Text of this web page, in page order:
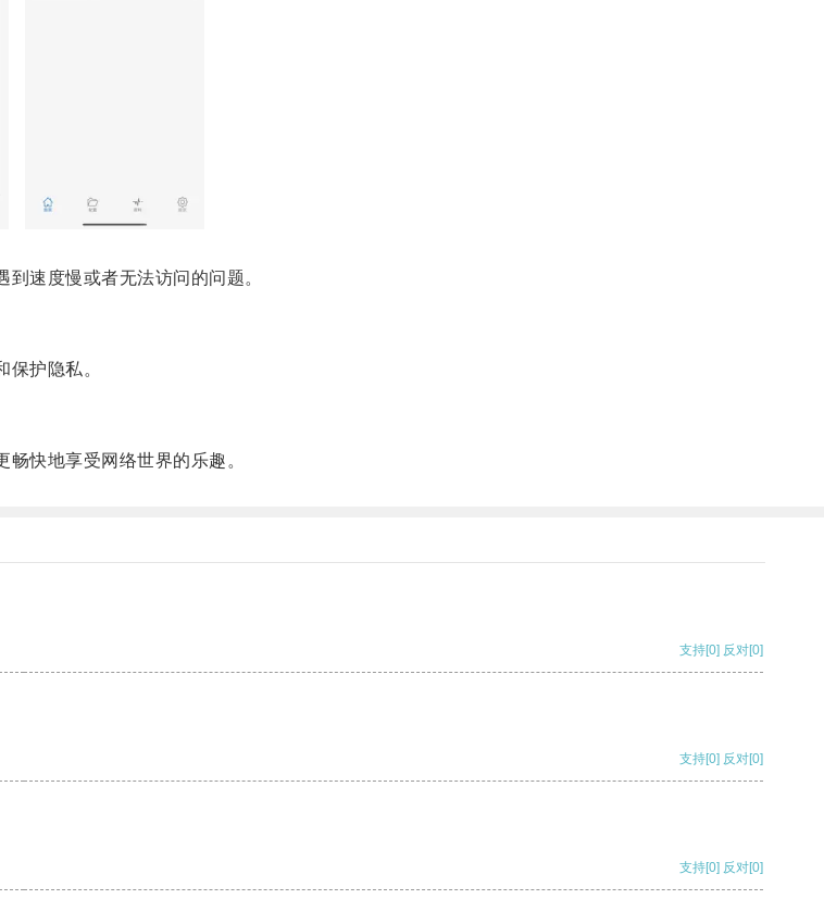
速度慢或者无法访问的问题。
护隐私。
快地享受网络世界的乐趣。
支持[0] 反对[0]
支持[0] 反对[0]
支持[0] 反对[0]